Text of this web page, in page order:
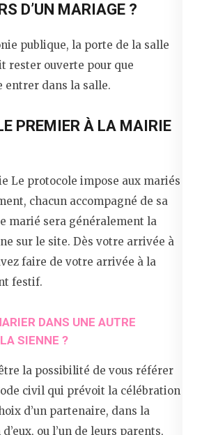
D’UN MARIAGE ?
publique, la porte de la salle
rester ouverte pour que
entrer dans la salle.
PREMIER À LA MAIRIE
Le protocole impose aux mariés
chacun accompagné de sa
marié sera généralement la
sur le site. Dès votre arrivée à
faire de votre arrivée à la
festif.
DANS UNE AUTRE
SIENNE ?
la possibilité de vous référer
civil qui prévoit la célébration
d’un partenaire, dans la
ou l’un de leurs parents,